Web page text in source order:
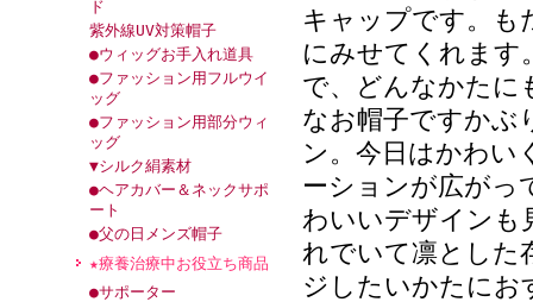
ド
紫外線UV対策帽子
●ウィッグお手入れ道具
●ファッション用フルウイ
ッグ
●ファッション用部分ウィ
ッグ
▼シルク絹素材
●ヘアカバー＆ネックサポ
ート
●父の日メンズ帽子
★療養治療中お役立ち商品
●サポーター
キャップです。も
にみせてくれます
で、どんなかたに
なお帽子ですかぶ
ン。今日はかわい
ーションが広がっ
わいいデザインも
れでいて凛とした
ジしたいかたにお